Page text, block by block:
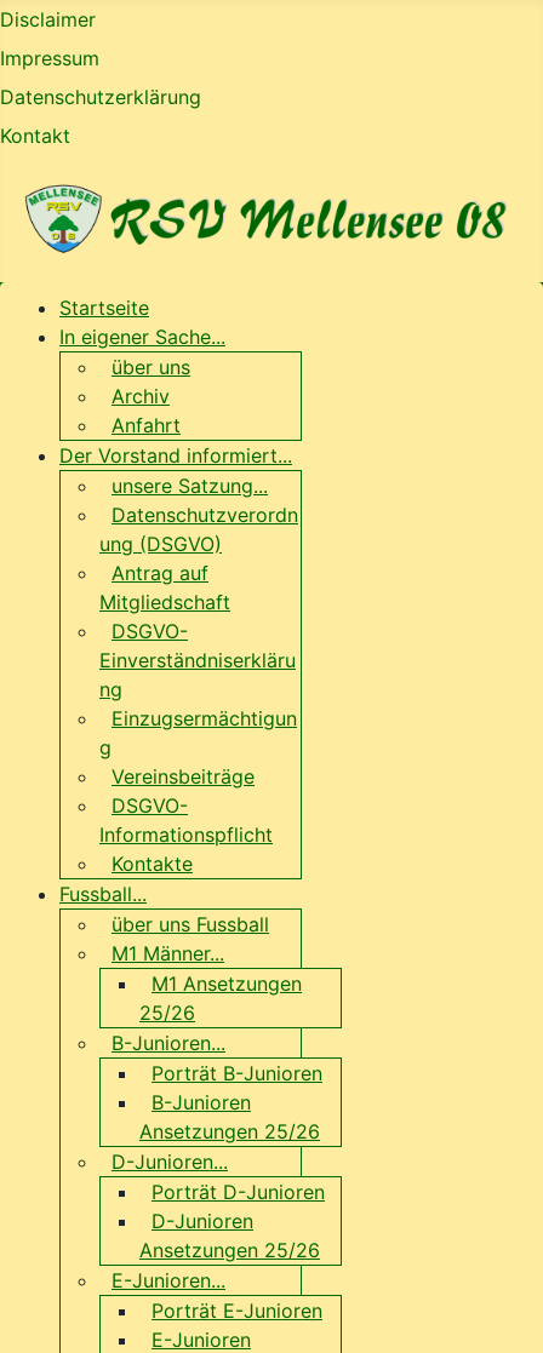
Disclaimer
Impressum
Datenschutzerklärung
Kontakt
Startseite
In eigener Sache...
über uns
Archiv
Anfahrt
Der Vorstand informiert...
unsere Satzung...
Datenschutzverordn
ung (DSGVO)
Antrag auf
Mitgliedschaft
DSGVO-
Einverständniserkläru
ng
Einzugsermächtigun
g
Vereinsbeiträge
DSGVO-
Informationspflicht
Kontakte
Fussball...
über uns Fussball
M1 Männer...
M1 Ansetzungen
25/26
B-Junioren...
Porträt B-Junioren
B-Junioren
Ansetzungen 25/26
D-Junioren...
Porträt D-Junioren
D-Junioren
Ansetzungen 25/26
E-Junioren...
Porträt E-Junioren
E-Junioren